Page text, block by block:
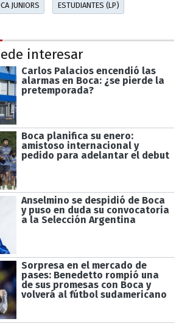
JUNIORS ESTUDIANTES (LP)
interesar
Carlos Palacios encendió las
alarmas en Boca: ¿se pierde la
pretemporada?
Boca planifica su enero:
amistoso internacional y
pedido para adelantar el debut
Anselmino se despidió de Boca
y puso en duda su convocatoria
a la Selección Argentina
Sorpresa en el mercado de
pases: Benedetto rompió una
de sus promesas con Boca y
volverá al fútbol sudamericano